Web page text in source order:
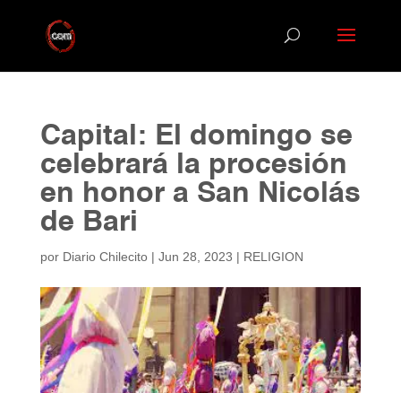
Capital: El domingo se
celebrará la procesión
en honor a San Nicolás
de Bari
por Diario Chilecito| Jun 28, 2023 | RELIGION